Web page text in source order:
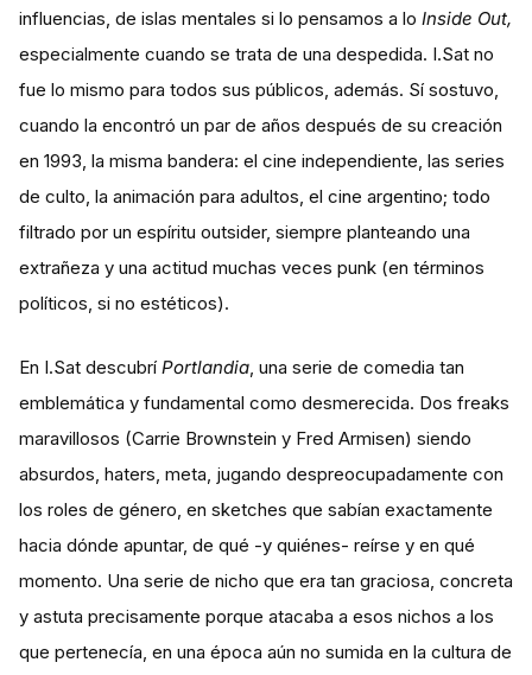
influencias, de islas mentales si lo pensamos a lo Inside Out,
especialmente cuando se trata de una despedida. I.Sat no
fue lo mismo para todos sus públicos, además. Sí sostuvo,
cuando la encontró un par de años después de su creación
en 1993, la misma bandera: el cine independiente, las series
de culto, la animación para adultos, el cine argentino; todo
filtrado por un espíritu outsider, siempre planteando una
extrañeza y una actitud muchas veces punk (en términos
políticos, si no estéticos).
En I.Sat descubrí Portlandia, una serie de comedia tan
emblemática y fundamental como desmerecida. Dos freaks
maravillosos (Carrie Brownstein y Fred Armisen) siendo
absurdos, haters, meta, jugando despreocupadamente con
los roles de género, en sketches que sabían exactamente
hacia dónde apuntar, de qué -y quiénes- reírse y en qué
momento. Una serie de nicho que era tan graciosa, concreta
y astuta precisamente porque atacaba a esos nichos a los
que pertenecía, en una época aún no sumida en la cultura de